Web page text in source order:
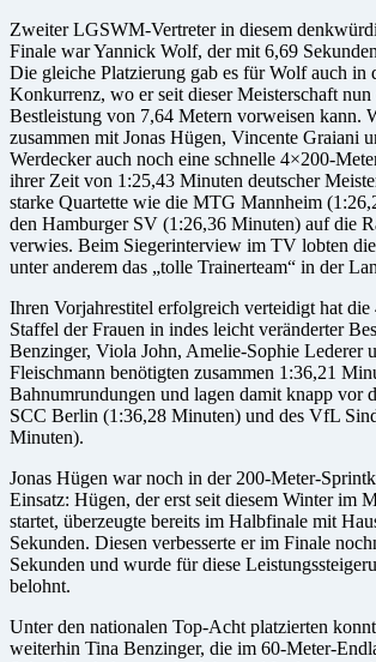
Zweiter LGSWM-Vertreter in diesem
Finale war Yannick Wolf, der mit 6,69
Die gleiche Platzierung gab es für Wolf auch in
Konkurrenz, wo er seit dieser Meisterschaft nun
Bestleistung von 7,64 Metern vorweisen kann.
zusammen mit Jonas Hügen, Vincente Graiani
Werdecker auch noch eine schnelle 4×200-
ihrer Zeit von 1:25,43 Minuten deutscher
starke Quartette wie die MTG Mannheim
den Hamburger SV (1:26,36 Minuten) auf die
verwies. Beim Siegerinterview im TV lobten
unter anderem das „tolle Trainerteam“ in der
Ihren Vorjahrestitel erfolgreich verteidigt hat
Staffel der Frauen in indes leicht veränderter
Benzinger, Viola John, Amelie-Sophie Lederer
Fleischmann benötigten zusammen 1:36,21
Bahnumrundungen und lagen damit knapp vor
SCC Berlin (1:36,28 Minuten) und des VfL
Minuten).
Jonas Hügen war noch in der 200-Meter-
Einsatz: Hügen, der erst seit diesem Winter im
startet, überzeugte bereits im Halbfinale mit
Sekunden. Diesen verbesserte er im Finale
Sekunden und wurde für diese
belohnt.
Unter den nationalen Top-Acht platzierten
weiterhin Tina Benzinger, die im 60-Meter-